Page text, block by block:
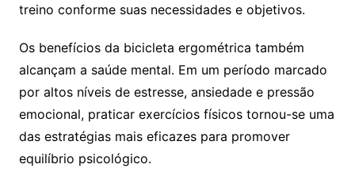
treino conforme suas necessidades e objetivos.
Os benefícios da bicicleta ergométrica também
alcançam a saúde mental. Em um período marcado
por altos níveis de estresse, ansiedade e pressão
emocional, praticar exercícios físicos tornou-se uma
das estratégias mais eficazes para promover
equilíbrio psicológico.